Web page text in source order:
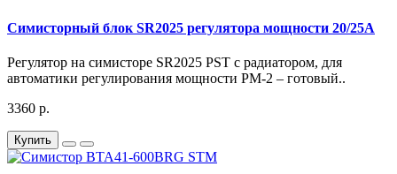
Симисторный блок SR2025 регулятора мощности 20/25А
Регулятор на симисторе SR2025 PST с радиатором, для
автоматики регулирования мощности РМ-2 – готовый..
3360 р.
Купить